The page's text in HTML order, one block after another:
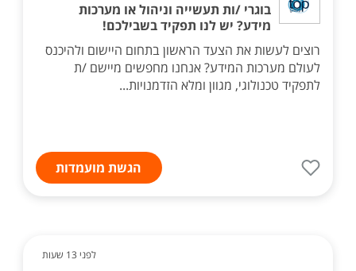
בוגרי /ות תעשייה וניהול או מערכות
מידע? יש לנו תפקיד בשבילכם!
רוצים לעשות את הצעד הראשון בתחום היישום ולהיכנס
לעולם מערכות המידע? אנחנו מחפשים מיישם /ת
לתפקיד טכנולוגי, מגוון ומלא הזדמנויות...
הגשת מועמדות
לפני 13 שעות